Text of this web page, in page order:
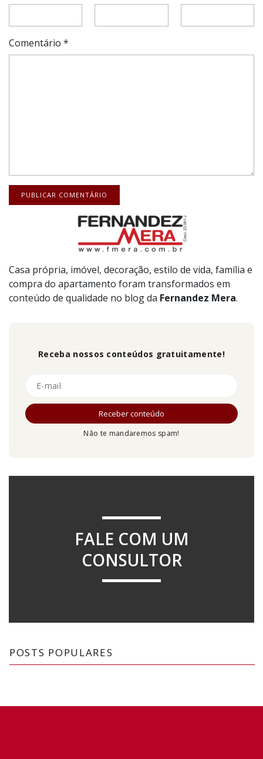
Comentário *
Casa própria, imóvel, decoração, estilo de vida, família e
compra do apartamento foram transformados em
conteúdo de qualidade no blog da Fernandez Mera.
Receba nossos conteúdos gratuitamente!
Não te mandaremos spam!
FALE COM UM
CONSULTOR
POSTS POPULARES